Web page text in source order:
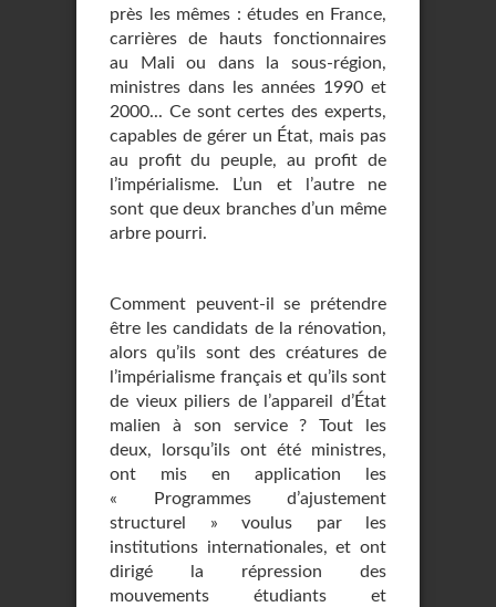
près les mêmes : études en France,
carrières de hauts fonctionnaires
au Mali ou dans la sous-région,
ministres dans les années 1990 et
2000... Ce sont certes des experts,
capables de gérer un État, mais pas
au profit du peuple, au profit de
l’impérialisme. L’un et l’autre ne
sont que deux branches d’un même
arbre pourri.
Comment peuvent-il se prétendre
être les candidats de la rénovation,
alors qu’ils sont des créatures de
l’impérialisme français et qu’ils sont
de vieux piliers de l’appareil d’État
malien à son service ? Tout les
deux, lorsqu’ils ont été ministres,
ont mis en application les
« Programmes d’ajustement
structurel » voulus par les
institutions internationales, et ont
dirigé la répression des
mouvements étudiants et